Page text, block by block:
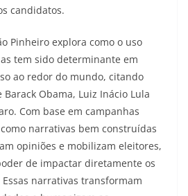
candidatos.
Pinheiro explora como o uso
tem sido determinante em
ao redor do mundo, citando
Obama, Luiz Inácio Lula
Com base em campanhas
narrativas bem construídas
opiniões e mobilizam eleitores,
de impactar diretamente os
narrativas transformam